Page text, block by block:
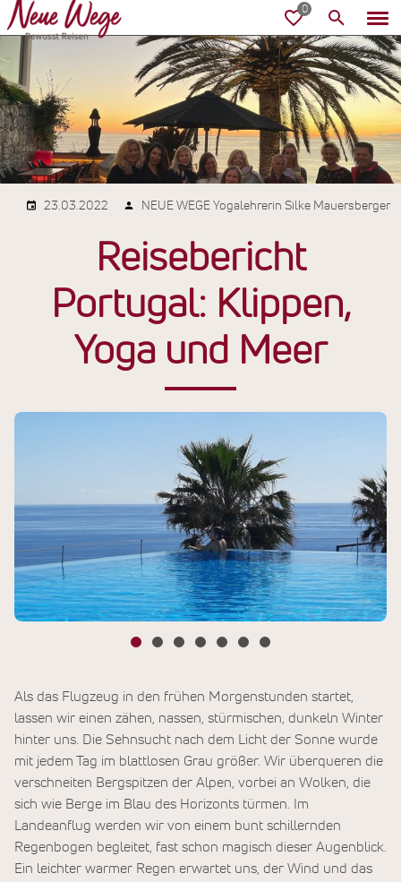
23.03.2022 NEUE WEGE Yogalehrerin Silke Mauersberger
Reisebericht
Portugal: Klippen,
Yoga und Meer
Als das Flugzeug in den frühen Morgenstunden startet,
lassen wir einen zähen, nassen, stürmischen, dunkeln Winter
hinter uns. Die Sehnsucht nach dem Licht der Sonne wurde
mit jedem Tag im blattlosen Grau größer. Wir überqueren die
verschneiten Bergspitzen der Alpen, vorbei an Wolken, die
sich wie Berge im Blau des Horizonts türmen. Im
Landeanflug werden wir von einem bunt schillernden
Regenbogen begleitet, fast schon magisch dieser Augenblick.
Ein leichter warmer Regen erwartet uns, der Wind und das